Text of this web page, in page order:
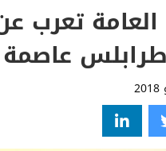
العامة تعرب
عاصمة